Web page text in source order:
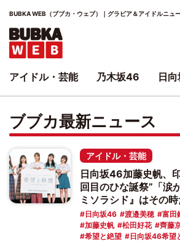
BUBKA WEB（ブブカ・ウェブ）｜グラビア＆アイドルニュ
ブブカ最新ニュース
アイドル・芸能
日向坂46加藤史帆、
回目のひな誕祭”「涙
ミソラシド』はその時
日向坂46 渡邉美穂 富田
加藤史帆
松田好花 齊藤
希望と絶望
日向坂46希望
アイドル・芸能 乃木坂46 日